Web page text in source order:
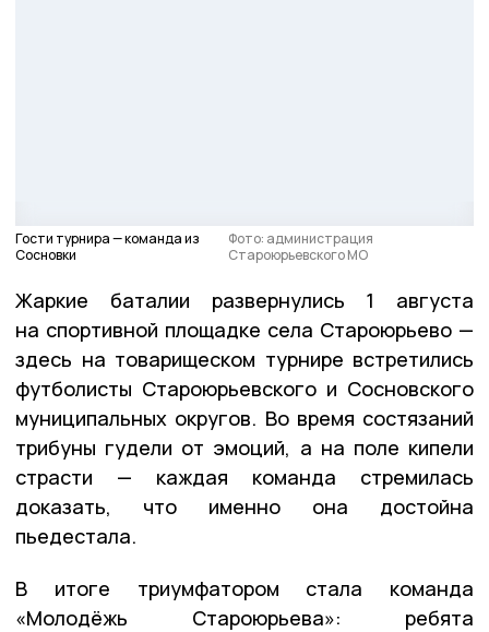
Гости турнира — команда из
Сосновки
Фото: администрация
Староюрьевского МО
Жаркие баталии развернулись 1 августа
на спортивной площадке села Староюрьево —
здесь на товарищеском турнире встретились
футболисты Староюрьевского и Сосновского
муниципальных округов. Во время состязаний
трибуны гудели от эмоций, а на поле кипели
страсти — каждая команда стремилась
доказать, что именно она достойна
пьедестала.
В итоге триумфатором стала команда
«Молодёжь Староюрьева»: ребята